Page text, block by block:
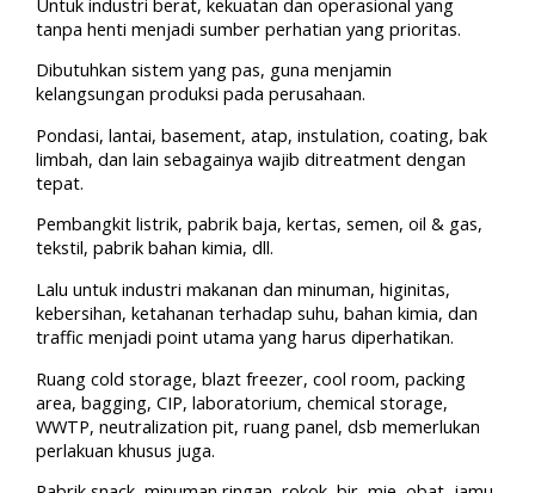
tanpa henti menjadi sumber perhatian yang prioritas.
Dibutuhkan sistem yang pas, guna menjamin
kelangsungan produksi pada perusahaan.
Pondasi, lantai, basement, atap, instulation, coating, bak
limbah, dan lain sebagainya wajib ditreatment dengan
tepat.
Pembangkit listrik, pabrik baja, kertas, semen, oil & gas,
tekstil, pabrik bahan kimia, dll.
Lalu untuk industri makanan dan minuman, higinitas,
kebersihan, ketahanan terhadap suhu, bahan kimia, dan
traffic menjadi point utama yang harus diperhatikan.
Ruang cold storage, blazt freezer, cool room, packing
area, bagging, CIP, laboratorium, chemical storage,
WWTP, neutralization pit, ruang panel, dsb memerlukan
perlakuan khusus juga.